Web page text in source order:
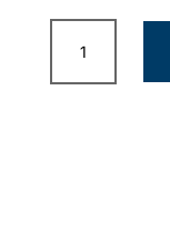
Håv
20cm
-